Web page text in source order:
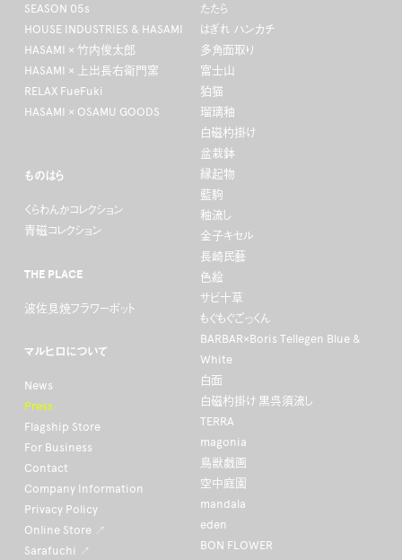
SEASON 05s
HOUSE INDUSTRIES & HASAMI
HASAMI × 竹内俊太郎
HASAMI × 上出長右衛門窯
RELAX FueFuki
HASAMI × OSAMU GOODS
たたら
はぎれ ハンカチ
多角面取り
富士山
狛猫
瑠璃釉
白磁杓掛け
盆栽鉢
縁起物
藍駒
釉流し
金子キセル
長崎民藝
色絵
サビ十草
もぐもぐごっくん
BARBAR×Boris Tellegen Blue &
White
白面
白磁杓掛け 黒呉須流し
TERRA
magonia
鳥獣戯画
空中庭園
mandala
eden
BON FLOWER
ものはら
くらわんかコレクション
青磁コレクション
THE PLACE
波佐見焼フラワーポット
マルヒロについて
News
Press
Flagship Store
For Business
Contact
Company Information
Privacy Policy
Online Store ↗
Sarafuchi ↗